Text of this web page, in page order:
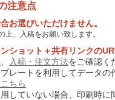
注意点
お選びいただけません。
上、入稿をお願い致します。
ショット＋共有リンクの
入稿・注文方法をご確認く
レートを利用してデータの
ちら
していない場合、印刷時に